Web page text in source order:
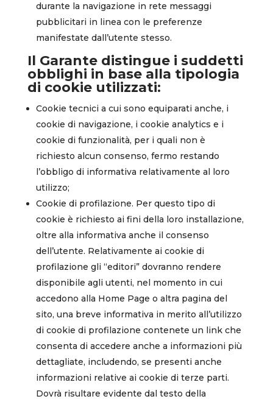
durante la navigazione in rete messaggi
pubblicitari in linea con le preferenze
manifestate dall’utente stesso.
Il Garante distingue i suddetti
obblighi in base alla tipologia
di cookie utilizzati:
Cookie tecnici a cui sono equiparati anche, i
cookie di navigazione, i cookie analytics e i
cookie di funzionalità, per i quali non è
richiesto alcun consenso, fermo restando
l’obbligo di informativa relativamente al loro
utilizzo;
Cookie di profilazione. Per questo tipo di
cookie è richiesto ai fini della loro installazione,
oltre alla informativa anche il consenso
dell’utente. Relativamente ai cookie di
profilazione gli “editori” dovranno rendere
disponibile agli utenti, nel momento in cui
accedono alla Home Page o altra pagina del
sito, una breve informativa in merito all’utilizzo
di cookie di profilazione contenete un link che
consenta di accedere anche a informazioni più
dettagliate, includendo, se presenti anche
informazioni relative ai cookie di terze parti.
Dovrà risultare evidente dal testo della